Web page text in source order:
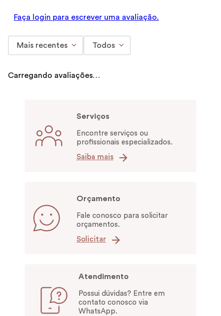
Faça login para escrever uma avaliação.
Mais recentes Todos
Carregando avaliações…
Serviços
Encontre serviços ou
profissionais especializados.
Saiba mais
Orçamento
Fale conosco para solicitar
orçamentos.
Solicitar
Atendimento
Possui dúvidas? Entre em
contato conosco via
WhatsApp.